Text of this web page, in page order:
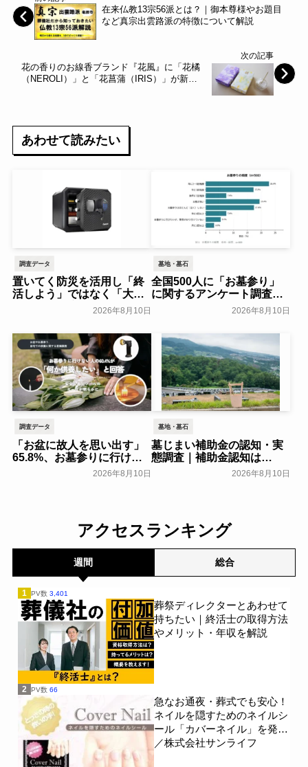
在来仏教13宗56派とは？｜御本尊様やお題目
など真宗出雲路派の特徴について解説
次の記事
花の香りのお線香ブランド『花風』に「花橘
（NEROLI）」と「花菖蒲（IRIS）」が新登
あわせて読みたい
調査データ
置いてく防災を活用し「終
活しよう」ではなく「大事
なものを金庫にまとめる」
高齢の親と考える、防災・
終活のススメ～マスターロ
ック・セントリー日本～
一般公開
2026年8月10日
墓地・墓石
全国500人に「お墓参り」
に関するアンケート調査～
2026年8月10日
調査データ
「お盆に故人を思い出す」
65.8%、お墓参りに行けな
い人の60.4%が「何か供養
2026年8月10日
墓地・墓石
墓じまい補助金の認知・実
態調査｜補助金認知は
24.00％、実際の利用は
2026年8月10日
アクセスランキング
週間 総合
1 PV数 3,401
葬祭ディレクターとあわせて
持ちたい｜終活士の取得方法
やメリット・年収を解説
2 PV数 66
急なお通夜・葬式でも安心！
ネイルを隠すためのネイルシ
ール「カバーネイル」を発売
／株式会社サンライフ